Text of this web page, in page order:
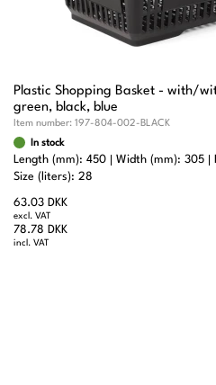
Plastic Shopping Basket - with/
green, black, blue
Item number: 197-804-002-BLACK
In stock
Length (mm): 450 Width (mm): 305
Size (liters): 28
63.03 DKK
excl. VAT
78.78 DKK
incl. VAT